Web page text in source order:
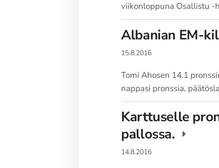
viikonloppuna Osallistu -
Albanian EM-
15.8.2016
Tomi Ahosen 14.1
nappasi pronssia,
Karttuselle
pallossa.
14.8.2016